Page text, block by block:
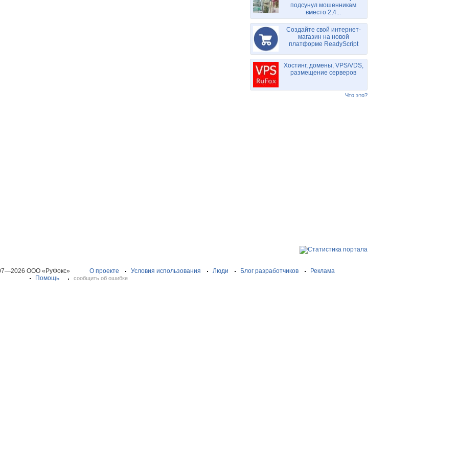
подсунул мошенникам
вместо 2,4...
Создайте свой интернет-
магазин на новой
платформе ReadyScript
Хостинг, домены, VPS/VDS,
размещение серверов
Что это?
ООО «РуФокс» О проекте Условия использования Люди Блог разработчиков
Реклама
Помощь
сообщить об ошибке